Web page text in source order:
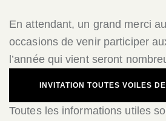
En attendant, un grand merci
occasions de venir participer
l’année qui vient seront
INVITATION TOUTES VOILES
Toutes les informations utiles